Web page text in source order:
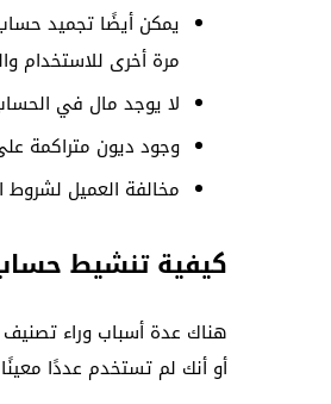
يمكن أيضًا تجميد
مرة أخرى للاستخدام
لا يوجد مال في
وجود ديون متراكمة
مخالفة العميل لشروط
كيفية تنشيط
هناك عدة أسباب وراء
أو أنك لم تستخدم عددًا